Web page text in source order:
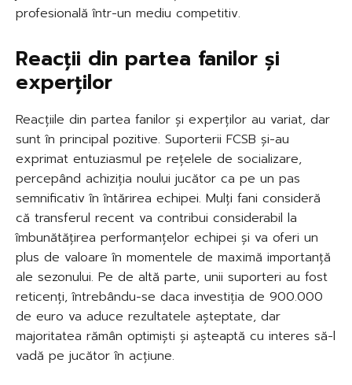
profesională într-un mediu competitiv.
Reacții din partea fanilor și
experților
Reacțiile din partea fanilor și experților au variat, dar
sunt în principal pozitive. Suporterii FCSB și-au
exprimat entuziasmul pe rețelele de socializare,
percepând achiziția noului jucător ca pe un pas
semnificativ în întărirea echipei. Mulți fani consideră
că transferul recent va contribui considerabil la
îmbunătățirea performanțelor echipei și va oferi un
plus de valoare în momentele de maximă importanță
ale sezonului. Pe de altă parte, unii suporteri au fost
reticenți, întrebându-se daca investiția de 900.000
de euro va aduce rezultatele așteptate, dar
majoritatea rămân optimiști și așteaptă cu interes să-l
vadă pe jucător în acțiune.